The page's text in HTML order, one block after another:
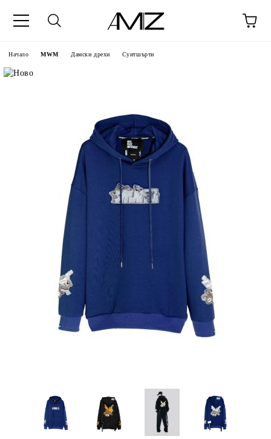
Начало MWM Дамски дрехи Суитшърти